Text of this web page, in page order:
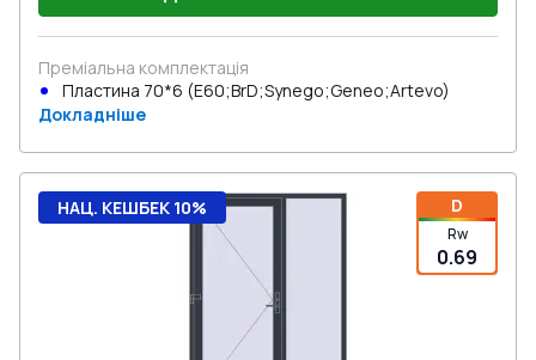
Преміальна комплектація
Пластина 70*6 (E60;BrD;Synego;Geneo;Artevo)
Докладніше
D
Rw
0.69
НАЦ. КЕШБЕК 10%